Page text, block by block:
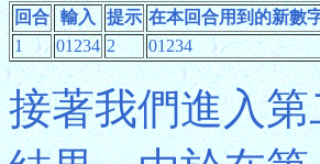
回合 輸入 提示 在本回合用到的新數
1
01234 2 01234
接著我們進入